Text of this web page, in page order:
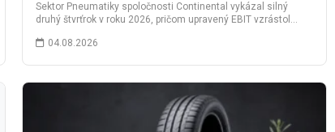
Sektor Pneumatiky spoločnosti Continental vykázal silný
druhý štvrťrok v roku 2026, pričom upravený EBIT vzrástol…
04.08.2026